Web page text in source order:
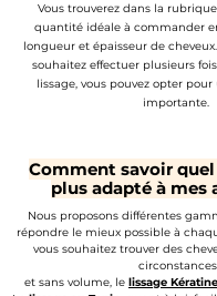
Vous trouverez dans la rubrique
quantité idéale à commander
longueur et épaisseur de
souhaitez effectuer plusieurs
lissage, vous pouvez opter
importante.
Comment savoir
plus adapté à mes
Nous proposons différentes
répondre le mieux possible à
vous souhaitez trouver des
circonstances
et sans volume, le lissage Kératine